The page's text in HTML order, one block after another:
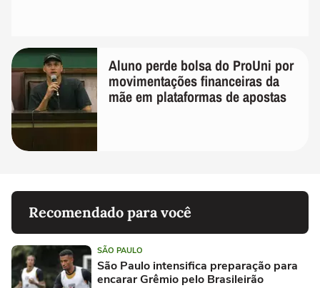
Aluno perde bolsa do ProUni por
movimentações financeiras da
mãe em plataformas de apostas
Recomendado para você
SÃO PAULO
São Paulo intensifica preparação para
encarar Grêmio pelo Brasileirão